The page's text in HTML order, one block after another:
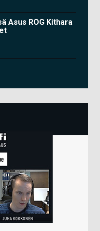
Asus ROG Kithara